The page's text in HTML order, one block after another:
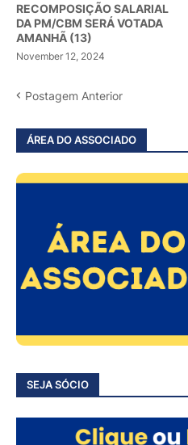
RECOMPOSIÇÃO SALARIAL
DA PM/CBM SERÁ VOTADA
AMANHÃ (13)
November 12, 2024
Postagem Anterior
ÁREA DO ASSOCIADO
SEJA SÓCIO